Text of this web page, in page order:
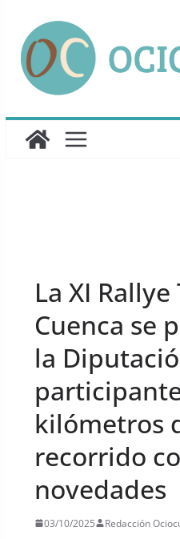
contenido
La XI Rallye
Cuenca se
la
kilómetros
recorrido
novedades
03/10/2025 Redacción